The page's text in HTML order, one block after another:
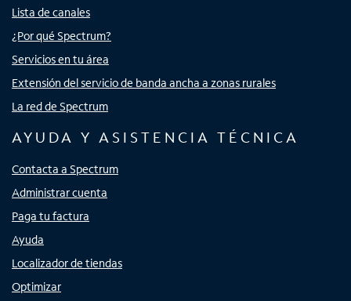
Lista de canales
¿Por qué Spectrum?
Servicios en tu área
Extensión del servicio de banda ancha a zonas rurales
La red de Spectrum
AYUDA Y ASISTENCIA TÉCNICA
Contacta a Spectrum
Administrar cuenta
Paga tu factura
Ayuda
Localizador de tiendas
Optimizar